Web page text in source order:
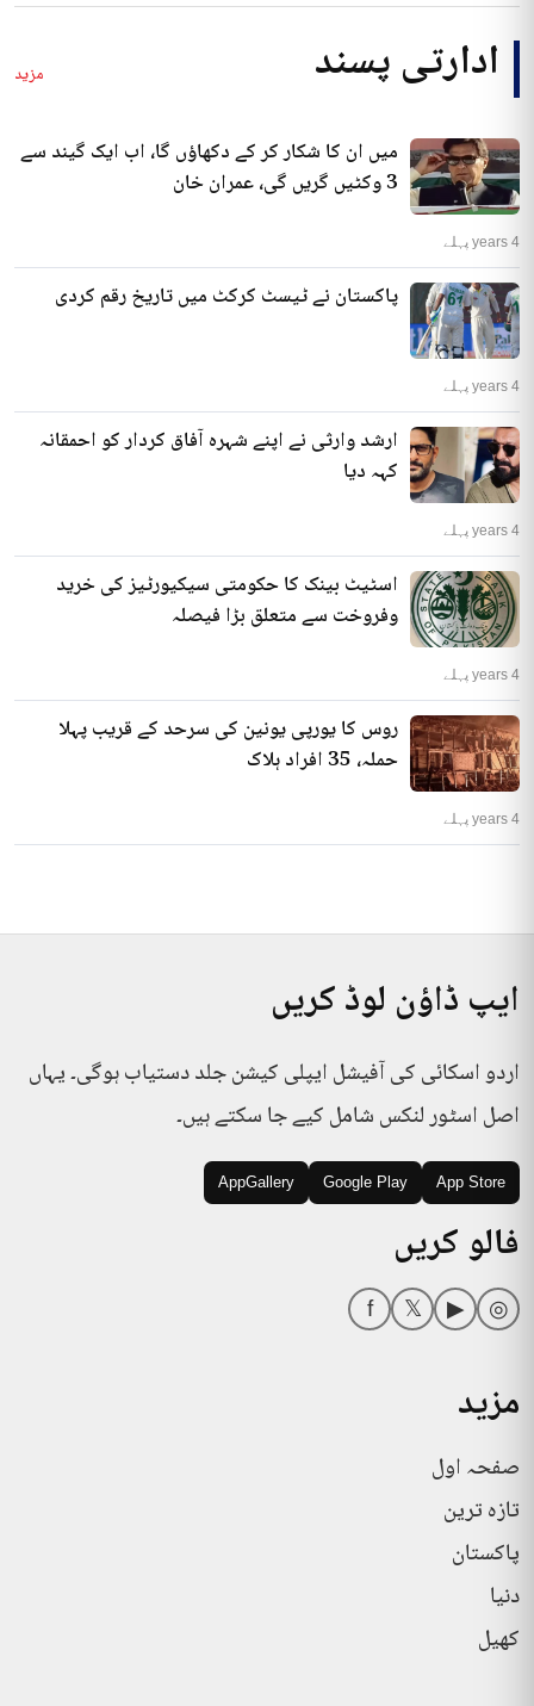
ادارتی پسند مزید
میں ان کا شکار کر کے دکھاؤں گا، اب ایک گیند سے
3 وکٹیں گریں گی، عمران خان
4 years پہلے
پاکستان نے ٹیسٹ کرکٹ میں تاریخ رقم کردی
4 years پہلے
ارشد وارثی نے اپنے شہرہ آفاق کردار کو احمقانہ
کہہ دیا
4 years پہلے
اسٹیٹ بینک کا حکومتی سیکیورٹیز کی خرید
وفروخت سے متعلق بڑا فیصلہ
4 years پہلے
روس کا یورپی یونین کی سرحد کے قریب پہلا
حملہ، 35 افراد ہلاک
4 years پہلے
ایپ ڈاؤن لوڈ کریں
اردو اسکائی کی آفیشل ایپلی کیشن جلد دستیاب ہوگی۔ یہاں
اصل اسٹور لنکس شامل کیے جا سکتے ہیں۔
App Store
Google Play
AppGallery
فالو کریں
◎
▶
𝕏
f
مزید
صفحہ اول
تازہ ترین
پاکستان
دنیا
کھیل